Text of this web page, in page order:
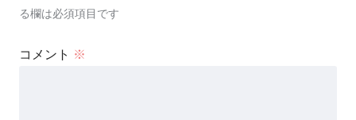
る欄は必須項目です
コメント ※